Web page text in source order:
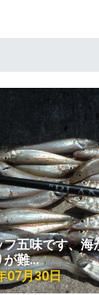
フ五味です、海
が難…
07月30日